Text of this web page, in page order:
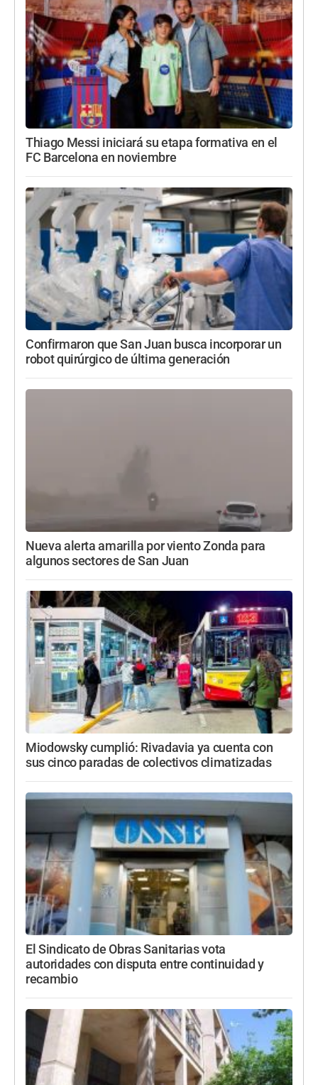
Thiago Messi iniciará su etapa formativa en el
FC Barcelona en noviembre
Confirmaron que San Juan busca incorporar un
robot quirúrgico de última generación
Nueva alerta amarilla por viento Zonda para
algunos sectores de San Juan
Miodowsky cumplió: Rivadavia ya cuenta con
sus cinco paradas de colectivos climatizadas
El Sindicato de Obras Sanitarias vota
autoridades con disputa entre continuidad y
recambio